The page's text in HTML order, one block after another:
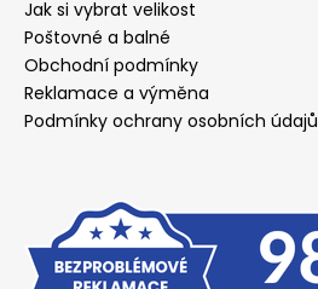
Jak si vybrat velikost
Poštovné a balné
Obchodní podmínky
Reklamace a výměna
Podmínky ochrany osobních údajů